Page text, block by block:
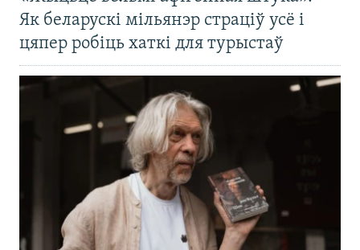
Як беларускі мільянэр страціў усё і
цяпер робіць хаткі для турыстаў